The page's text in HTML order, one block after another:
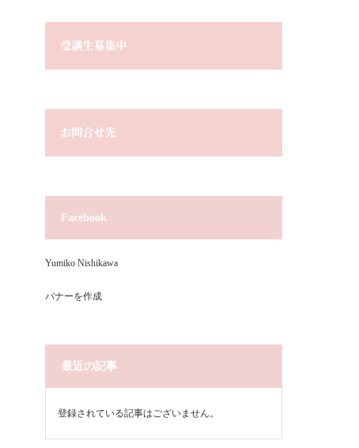
Facebook
Yumiko Nishikawa
バナーを作成
最近の記事
登録されている記事はございません。